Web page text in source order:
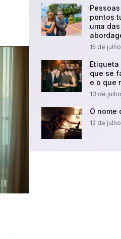
pontos
uma
15 de
que se
e o que
13 de
O nome
12 de